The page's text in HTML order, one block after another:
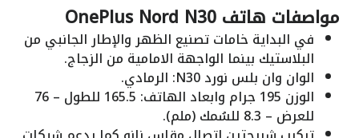
مواصفات هاتف OnePlus Nord N30
في البداية خامات تصنيع الظهر والإطار الجانبي من
البلاستيك بينما الواجهة الامامية من الزجاج.
الوان وان بلس نورد N30: الرمادي.
الوزن 195 جرام وابعاد الهاتف: 165.5 للطول – 76
للعرض – 8.3 للسُمك (ملم).